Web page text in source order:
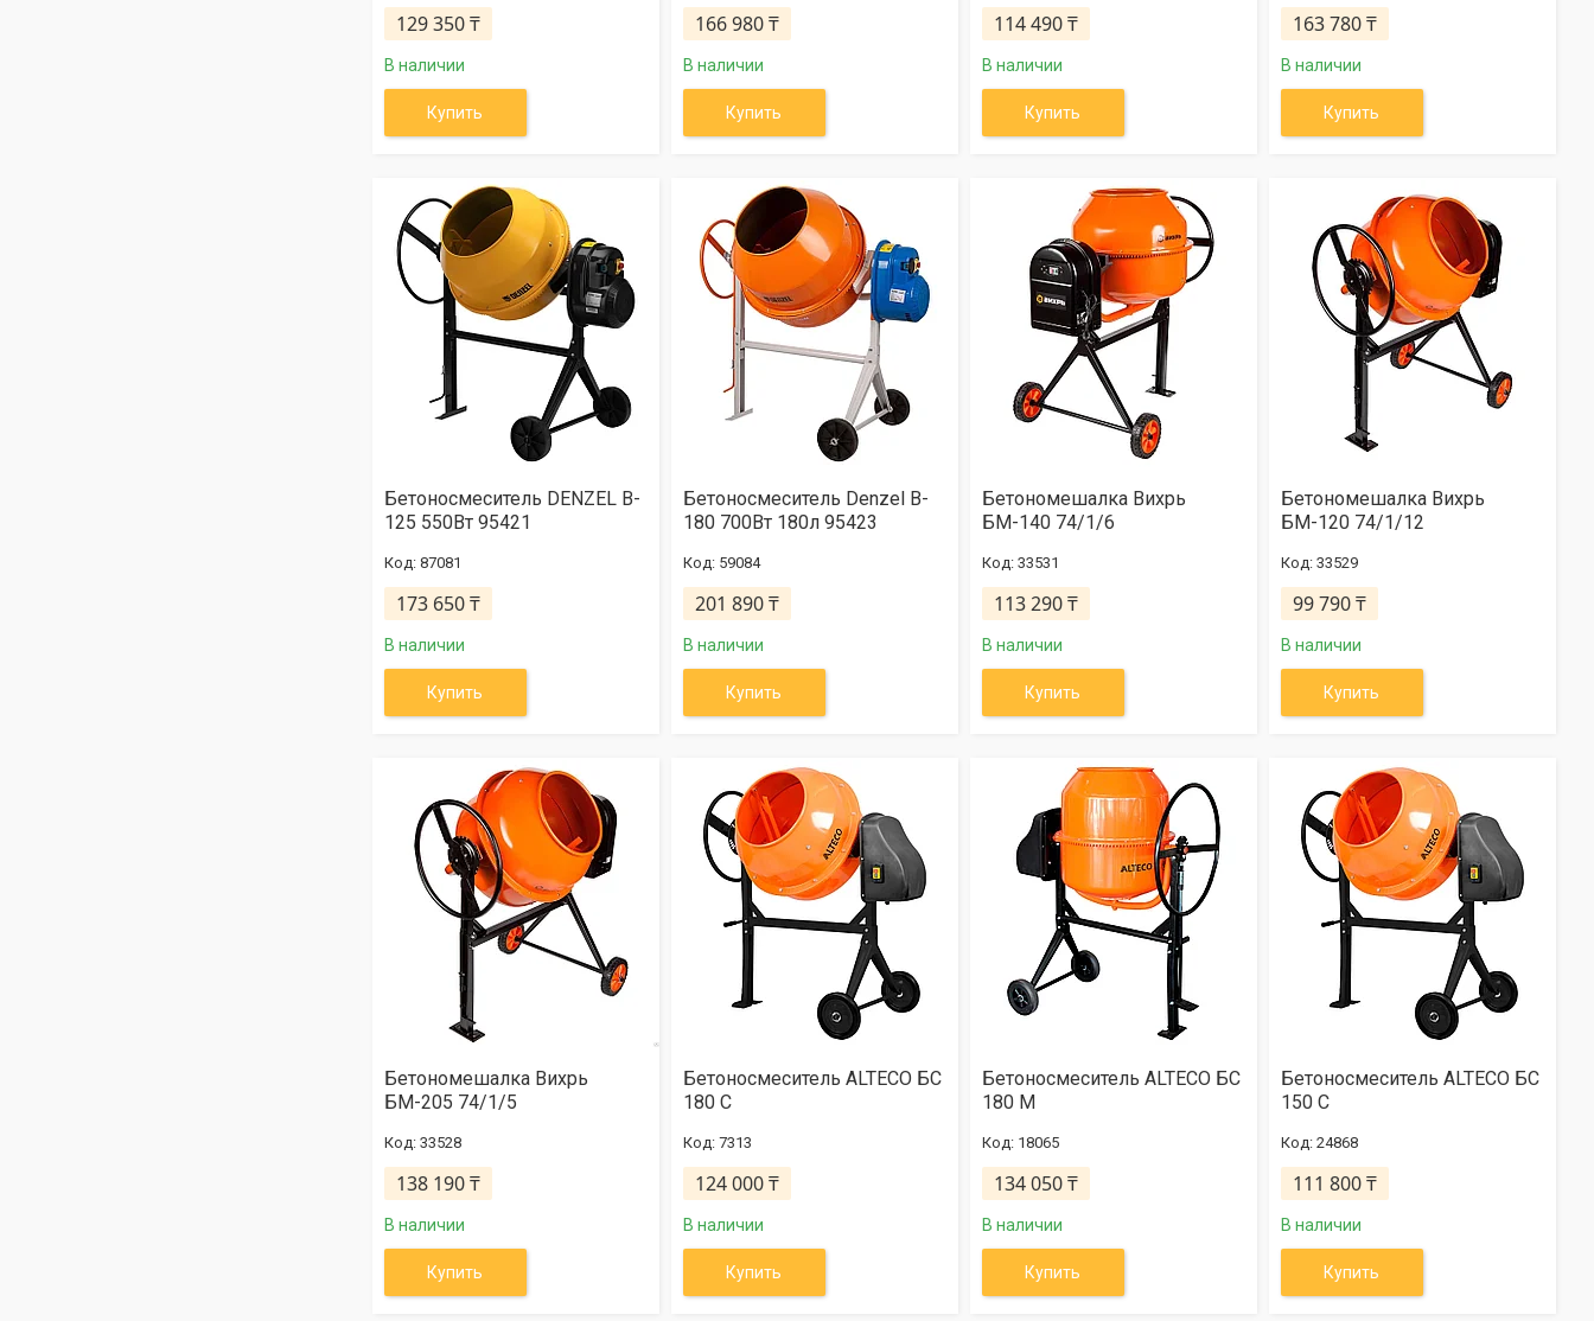
129 350 ₸
В наличии
Купить
166 980 ₸
В наличии
Купить
114 490 ₸
В наличии
Купить
163 780 ₸
В наличии
Купить
Бетоносмеситель DENZEL B-
125 550Вт 95421
87081
173 650 ₸
В наличии
Купить
Бетоносмеситель Denzel B-
180 700Вт 180л 95423
59084
201 890 ₸
В наличии
Купить
Бетономешалка Вихрь
БМ-140 74/1/6
33531
113 290 ₸
В наличии
Купить
Бетономешалка Вихрь
БМ-120 74/1/12
33529
99 790 ₸
В наличии
Купить
Бетономешалка Вихрь
БМ-205 74/1/5
33528
138 190 ₸
В наличии
Купить
Бетоносмеситель ALTECO БС
180 С
7313
124 000 ₸
В наличии
Купить
Бетоносмеситель ALTECO БС
180 М
18065
134 050 ₸
В наличии
Купить
Бетоносмеситель ALTECO БС
150 С
24868
111 800 ₸
В наличии
Купить